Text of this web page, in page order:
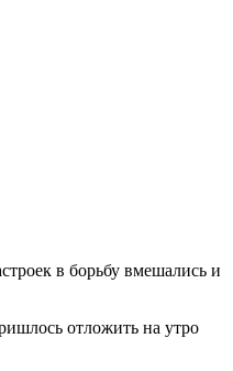
в борьбу вмешались и
отложить на утро